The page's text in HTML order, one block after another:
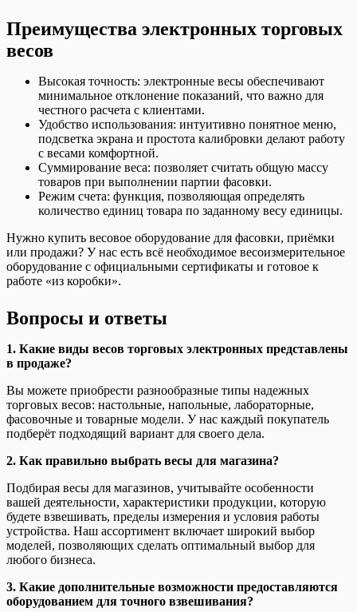
Преимущества электронных торговых
весов
Высокая точность: электронные весы обеспечивают
минимальное отклонение показаний, что важно для
честного расчета с клиентами.
Удобство использования: интуитивно понятное меню,
подсветка экрана и простота калибровки делают работу
с весами комфортной.
Суммирование веса: позволяет считать общую массу
товаров при выполнении партии фасовки.
Режим счета: функция, позволяющая определять
количество единиц товара по заданному весу единицы.
Нужно купить весовое оборудование для фасовки, приёмки
или продажи? У нас есть всё необходимое весоизмерительное
оборудование с официальными сертификаты и готовое к
работе «из коробки».
Вопросы и ответы
1. Какие виды весов торговых электронных представлены
в продаже?
Вы можете приобрести разнообразные типы надежных
торговых весов: настольные, напольные, лабораторные,
фасовочные и товарные модели. У нас каждый покупатель
подберёт подходящий вариант для своего дела.
2. Как правильно выбрать весы для магазина?
Подбирая весы для магазинов, учитывайте особенности
вашей деятельности, характеристики продукции, которую
будете взвешивать, пределы измерения и условия работы
устройства. Наш ассортимент включает широкий выбор
моделей, позволяющих сделать оптимальный выбор для
любого бизнеса.
3. Какие дополнительные возможности предоставляются
оборудованием для точного взвешивания?